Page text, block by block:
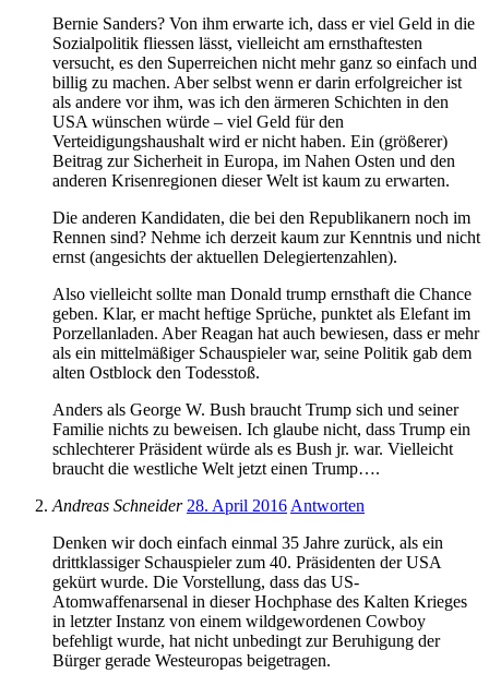
Bernie Sanders? Von ihm erwarte ich, dass er viel Geld in die
Sozialpolitik fliessen lässt, vielleicht am ernsthaftesten
versucht, es den Superreichen nicht mehr ganz so einfach und
billig zu machen. Aber selbst wenn er darin erfolgreicher ist
als andere vor ihm, was ich den ärmeren Schichten in den
USA wünschen würde – viel Geld für den
Verteidigungshaushalt wird er nicht haben. Ein (größerer)
Beitrag zur Sicherheit in Europa, im Nahen Osten und den
anderen Krisenregionen dieser Welt ist kaum zu erwarten.
Die anderen Kandidaten, die bei den Republikanern noch im
Rennen sind? Nehme ich derzeit kaum zur Kenntnis und nicht
ernst (angesichts der aktuellen Delegiertenzahlen).
Also vielleicht sollte man Donald trump ernsthaft die Chance
geben. Klar, er macht heftige Sprüche, punktet als Elefant im
Porzellanladen. Aber Reagan hat auch bewiesen, dass er mehr
als ein mittelmäßiger Schauspieler war, seine Politik gab dem
alten Ostblock den Todesstoß.
Anders als George W. Bush braucht Trump sich und seiner
Familie nichts zu beweisen. Ich glaube nicht, dass Trump ein
schlechterer Präsident würde als es Bush jr. war. Vielleicht
braucht die westliche Welt jetzt einen Trump….
Andreas Schneider 28. April 2016 Antworten
Denken wir doch einfach einmal 35 Jahre zurück, als ein
drittklassiger Schauspieler zum 40. Präsidenten der USA
gekürt wurde. Die Vorstellung, dass das US-
Atomwaffenarsenal in dieser Hochphase des Kalten Krieges
in letzter Instanz von einem wildgewordenen Cowboy
befehligt wurde, hat nicht unbedingt zur Beruhigung der
Bürger gerade Westeuropas beigetragen.